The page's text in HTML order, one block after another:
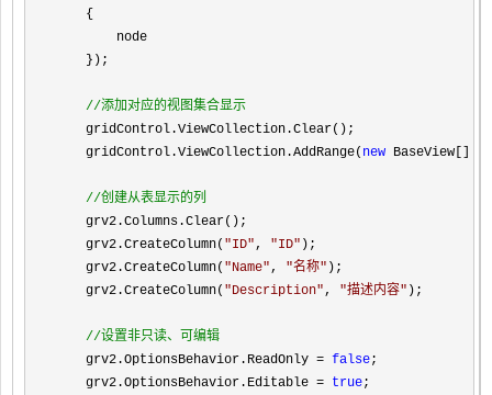
    {
        node
    });
//添加对应的视图集合显示
    gridControl.ViewCollection.Clear();
    gridControl.ViewCollection.AddRange(
new BaseView[]
//创建从表显示的列
    grv2.Columns.Clear();
    grv2.CreateColumn(
"ID", "ID" );
    grv2.CreateColumn(
"Name", "名称" );
    grv2.CreateColumn(
"Description", "描述内容" );
//设置非只读、可编辑
    grv2.OptionsBehavior.ReadOnly =
false;
    grv2.OptionsBehavior.Editable
= true;